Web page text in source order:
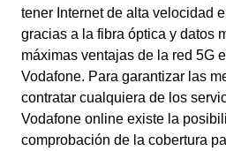
tener Internet de alta velocidad
gracias a la fibra óptica y datos
máximas ventajas de la red 5G
Vodafone. Para garantizar las
contratar cualquiera de los
Vodafone online existe la
comprobación de la cobertura